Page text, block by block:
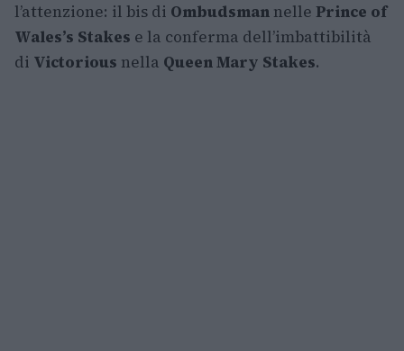
l’attenzione: il bis di Ombudsman nelle Prince of
Wales’s Stakes e la conferma dell’imbattibilità
di Victorious nella Queen Mary Stakes.